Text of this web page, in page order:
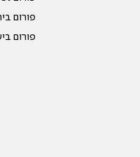
פורום
פורום